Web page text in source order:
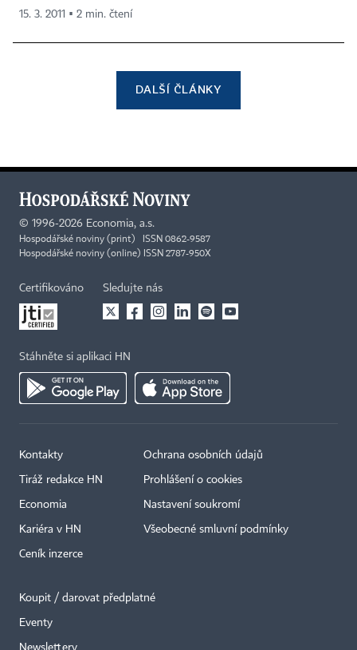
15. 3. 2011 ▪ 2 min. čtení
DALŠÍ ČLÁNKY
© 1996-2026 Economia, a.s.
Hospodářské noviny (print) ISSN 0862-9587
Hospodářské noviny (online) ISSN 2787-950X
Certifikováno Sledujte nás
Stáhněte si aplikaci HN
Kontakty
Tiráž redakce HN
Economia
Kariéra v HN
Ceník inzerce
Ochrana osobních údajů
Prohlášení o cookies
Nastavení soukromí
Všeobecné smluvní podmínky
Koupit / darovat předplatné
Eventy
Newslettery